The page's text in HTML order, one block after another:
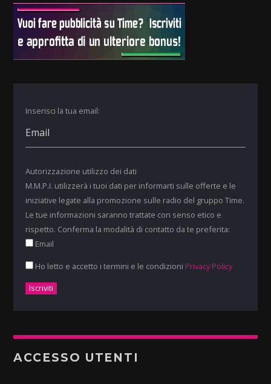
Inserisci la tua email:
Autorizzazione utilizzo dei dati
M.M.P.I. utilizzerà i tuoi dati per informarti sulle offerte e le
iniziative legate alla promozione sulle radio del gruppo Time.
Le tue informazioni saranno trattate con senso etico e
rispetto. Conferma la modalità di contatto da te preferita:
Email
Ho letto e accetto i termini e le condizioni Privacy Policy
ACCESSO UTENTI